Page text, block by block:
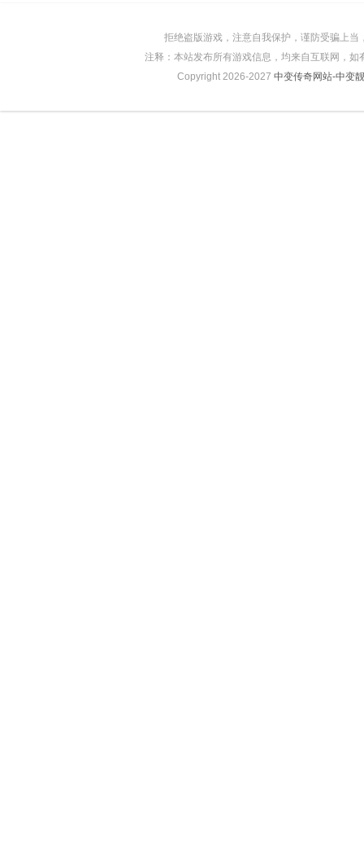
拒绝盗版游戏，注意自我保护，谨防受骗上
注释：本站发布所有游戏信息，均来自互联网，
Copyright 2026-2027 中变传奇网站-中变